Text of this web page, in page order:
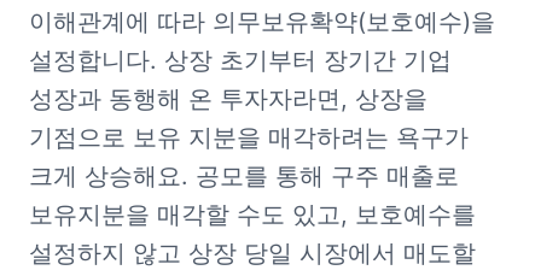
이해관계에 따라 의무보유확약(보호예수)을
설정합니다. 상장 초기부터 장기간 기업
성장과 동행해 온 투자자라면, 상장을
기점으로 보유 지분을 매각하려는 욕구가
크게 상승해요. 공모를 통해 구주 매출로
보유지분을 매각할 수도 있고, 보호예수를
설정하지 않고 상장 당일 시장에서 매도할